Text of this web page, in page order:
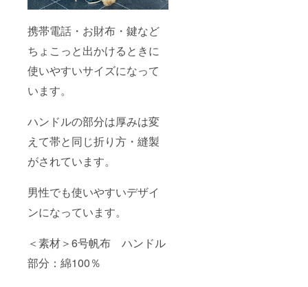
携帯電話・お財布・鍵など
ちょこっと出かけるときに
使いやすいサイズになって
います。
ハンドルの部分は厚みは変
えて帯と同じ折り方・縫製
がされています。
男性でも使いやすいデザイ
ンになっています。
＜素材＞6号帆布 ハンドル
部分：綿100％